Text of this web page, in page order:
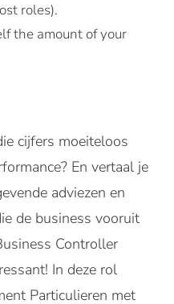
roles).
the amount of your
cijfers moeiteloos
En vertaal je
adviezen en
de business vooruit
Controller
In deze rol
Particulieren met